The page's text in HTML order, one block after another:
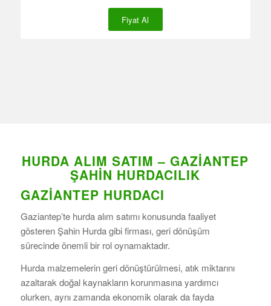
Fiyat Al
HURDA ALIM SATIM – GAZIANTEP
ŞAHIN HURDACILIK
GAZIANTEP HURDACI
Gaziantep’te hurda alım satımı konusunda faaliyet
gösteren Şahin Hurda gibi firması, geri dönüşüm
sürecinde önemli bir rol oynamaktadır.
Hurda malzemelerin geri dönüştürülmesi, atık miktarını
azaltarak doğal kaynakların korunmasına yardımcı
olurken, aynı zamanda ekonomik olarak da fayda